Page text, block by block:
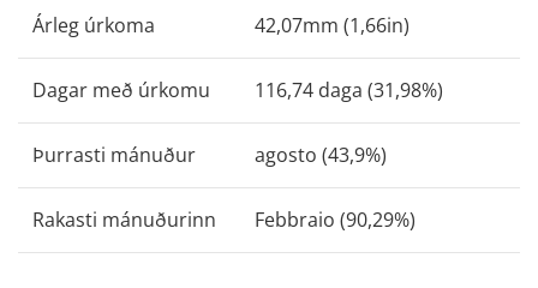
Árleg úrkoma 42,07mm (1,66in)
Dagar með úrkomu 116,74 daga (31,98%)
Þurrasti mánuður agosto (43,9%)
Rakasti mánuðurinn Febbraio (90,29%)